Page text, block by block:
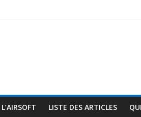
L’AIRSOFT LISTE DES ARTICLES